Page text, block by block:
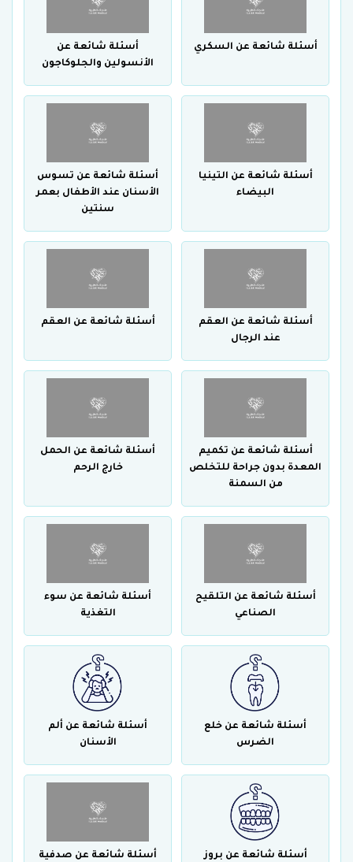
أسئلة شائعة عن السكري
أسئلة شائعة عن
الأنسولين والجلوكاجون
أسئلة شائعة عن التينيا
البيضاء
أسئلة شائعة عن تسوس
الأسنان عند الأطفال بعمر
سنتين
أسئلة شائعة عن العقم
عند الرجال
أسئلة شائعة عن العقم
أسئلة شائعة عن تكميم
المعدة بدون جراحة للتخلص
من السمنة
أسئلة شائعة عن الحمل
خارج الرحم
أسئلة شائعة عن التلقيح
الصناعي
أسئلة شائعة عن سوء
التغذية
أسئلة شائعة عن خلع
الضرس
أسئلة شائعة عن ألم
الأسنان
أسئلة شائعة عن بروز
أسئلة شائعة عن صدفية